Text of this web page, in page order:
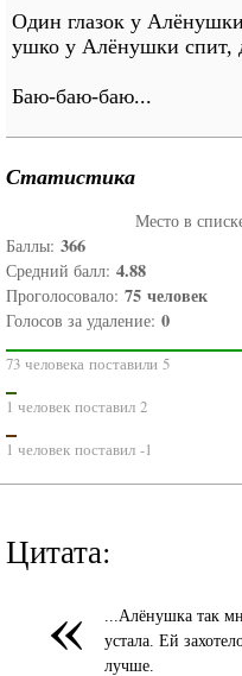
Один глазок у
ушко у Алёнушки спит,
Баю-баю-баю...
Статистика
Место в
Баллы: 366
Средний балл: 4.88
Проголосовало: 75 человек
Голосов за удаление: 0
73 человека поставили 5
1 человек поставил 2
1 человек поставил -1
Цитата:
«
...Алёнушка так
устала. Ей
лучше.